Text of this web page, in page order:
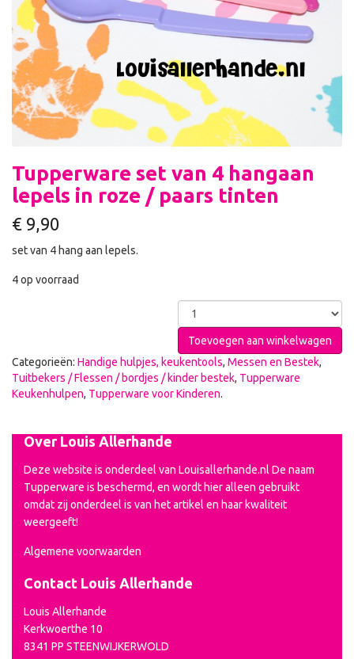
Tupperware set van 4 hangaan
lepels in roze / paars tinten
€ 9,90
set van 4 hang aan lepels.
4 op voorraad
Toevoegen aan winkelwagen
Categorieën: Handige hulpjes, keukentools, Messen en Bestek,
Tuitbekers / Flessen / bordjes / kinder bestek, Tupperware
Keukenhulpen, Tupperware voor Kinderen.
Over Louis Allerhande
Deze website is onderdeel van Louisallerhande.nl De naam
Tupperware is beschermd, en wordt hier alleen gebruikt
omdat zij onderdeel is van het artikel en haar kwaliteit
weergeeft!
Algemene voorwaarden
Contact Louis Allerhande
Louis Allerhande
Kerkwoerthe 10
8341 PP STEENWIJKERWOLD